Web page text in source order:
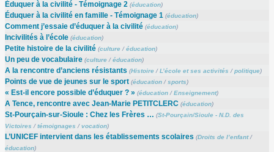
Éduquer à la civilité - Témoignage 2 (éducation)
Éduquer à la civilité en famille - Témoignage 1 (éducation)
Comment j’essaie d’éduquer à la civilité (éducation)
Incivilités à l’école (éducation)
Petite histoire de la civilité (culture/éducation)
Un peu de vocabulaire (culture/éducation)
A la rencontre d’anciens résistants (Histoire/L’école et ses activités /politique)
Points de vue de jeunes sur le sport (éducation/ sports)
« Est-il encore possible d’éduquer ? » (éducation/Enseignement)
A Tence, rencontre avec Jean-Marie PETITCLERC (éducation)
St-Pourçain-sur-Sioule : Chez les Frères … (St-Pourçain/Sioule - N.D. des
Victoires /témoignages /vocation)
L’UNICEF intervient dans les établissements scolaires (Droits de l’enfant/
éducation)